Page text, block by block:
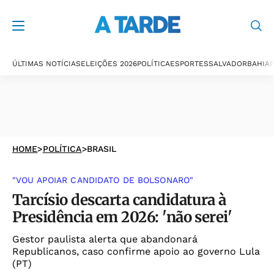
ÚLTIMAS NOTÍCIASELEIÇÕES 2026POLÍTICAESPORTESSALVADORBAHIA
HOME>POLÍTICA>BRASIL
"VOU APOIAR CANDIDATO DE BOLSONARO"
Tarcísio descarta candidatura à
Presidência em 2026: 'não serei'
Gestor paulista alerta que abandonará
Republicanos, caso confirme apoio ao governo Lula
(PT)